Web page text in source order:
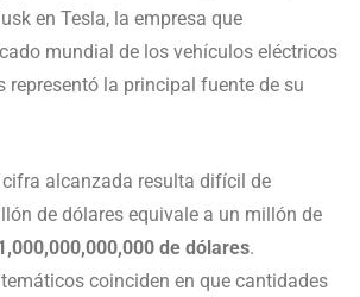
en Tesla, la empresa que
mundial de los vehículos eléctricos
representó la principal fuente de su
alcanzada resulta difícil de
de dólares equivale a un millón de
de dólares.
coinciden en que cantidades